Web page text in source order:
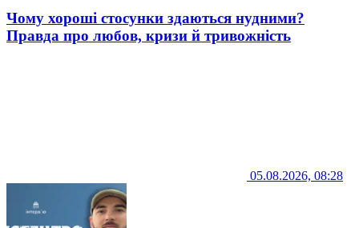
Чому хороші стосунки здаються нудними?
Правда про любов, кризи й тривожність
05.08.2026, 08:28